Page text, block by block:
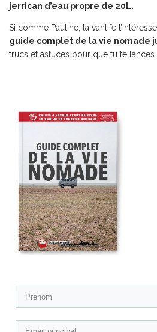
jerrican d’eau propre de 20L.
Si comme Pauline, la vanlife
guide complet de la vie nomade
trucs et astuces pour que tu te lances